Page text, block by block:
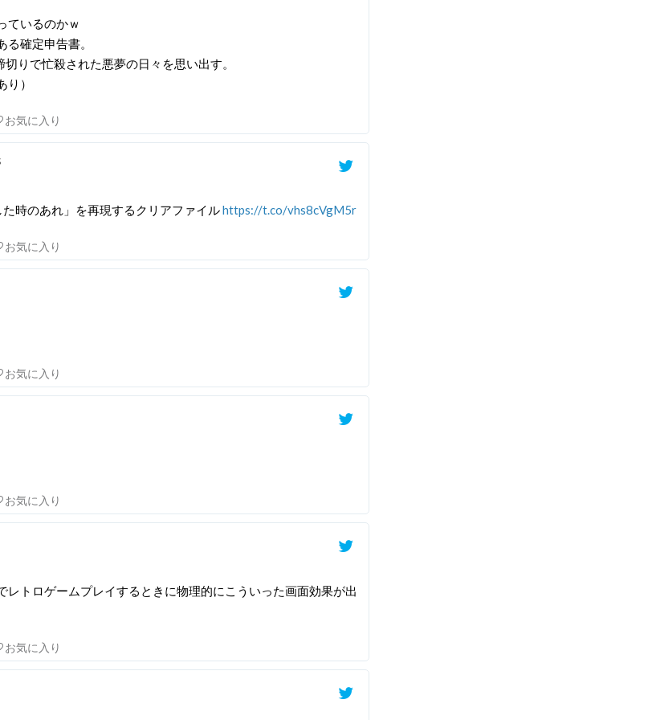
ているのかｗ
確定申告書。
りで忙殺された悪夢の日々を思い出す。
り）
お気に入り
時のあれ」を再現するクリアファイルhttps://t.co/vhs8cVgM5r
お気に入り
お気に入り
お気に入り
レトロゲームプレイするときに物理的にこういった画面効果が出
お気に入り